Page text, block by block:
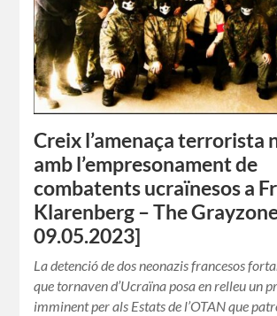
Creix l’amenaça terrorista
amb l’empresonament de
combatents ucraïnesos a
Klarenberg – The
09.05.2023]
La detenció de dos neonazis francesos
que tornaven d’Ucraïna posa en relleu un
imminent per als Estats de l’OTAN que